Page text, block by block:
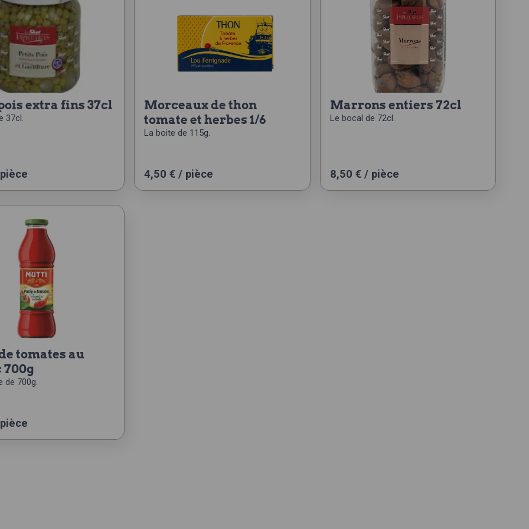
extra fins 37cl
37cl.
morceaux de thon
tomate et herbes 1/6
La boite de 115g.
4,50€ / pièce
marrons entiers 72cl
Le bocal de 72cl.
8,50 €/ pièce
de 700g.